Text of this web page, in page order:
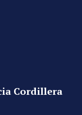
Cordillera